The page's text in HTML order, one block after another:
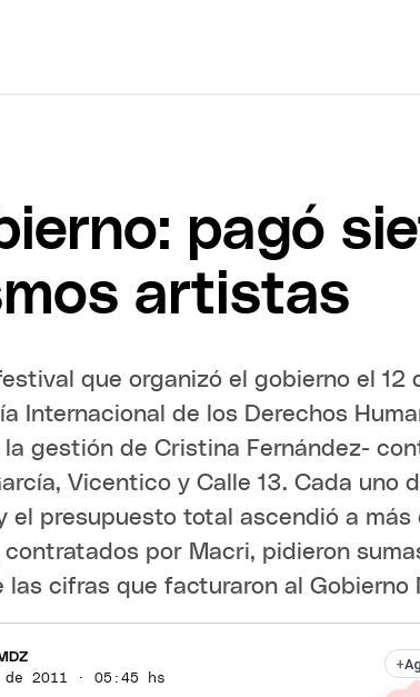
pagó
artistas
que organizó el gobierno el 12
Internacional de los Derechos
la gestión de Cristina Fernández-
Vicentico y Calle 13. Cada uno
el presupuesto total ascendió a
por Macri, pidieron
las cifras que facturaron al Gobierno
2011 · 05:45 hs
+